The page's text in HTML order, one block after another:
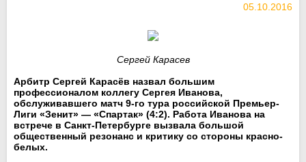
05.10.2016
Сергей Карасев
Арбитр Сергей Карасёв назвал большим
профессионалом коллегу Сергея Иванова,
обслуживавшего матч 9-го тура российской Премьер-
Лиги «Зенит» — «Спартак» (4:2). Работа Иванова на
встрече в Санкт-Петербурге вызвала большой
общественный резонанс и критику со стороны красно-
белых.